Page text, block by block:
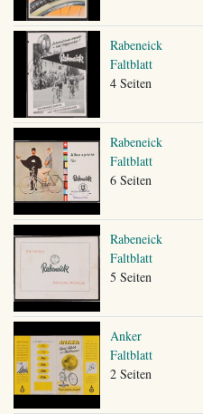
Rabeneick
Faltblatt
4 Seiten
Rabeneick
Faltblatt
6 Seiten
Rabeneick
Faltblatt
5 Seiten
Anker
Faltblatt
2 Seiten